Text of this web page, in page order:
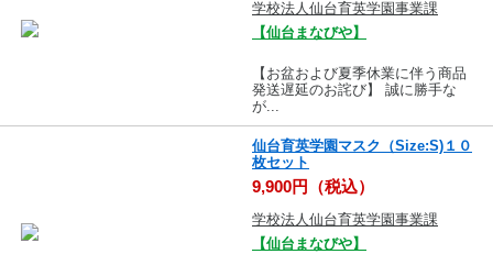
学校法人仙台育英学園事業課
【仙台まなびや】
【お盆および夏季休業に伴う商品
発送遅延のお詫び】 誠に勝手な
が...
仙台育英学園マスク（Size:S)１０
枚セット
9,900円（税込）
学校法人仙台育英学園事業課
【仙台まなびや】